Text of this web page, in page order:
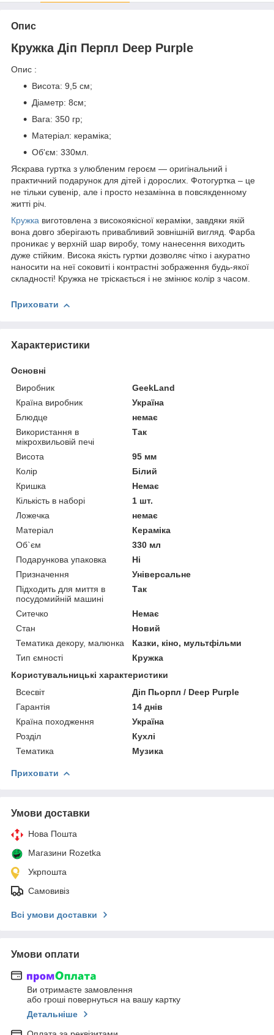
Опис
Кружка Діп Перпл Deep Purple
Опис :
Висота: 9,5 см;
Діаметр: 8см;
Вага: 350 гр;
Матеріал: кераміка;
Об'єм: 330мл.
Яскрава гуртка з улюбленим героєм ― оригінальний і
практичний подарунок для дітей і дорослих. Фотогуртка – це
не тільки сувенір, але і просто незамінна в повсякденному
житті річ.
Кружка виготовлена з високоякісної кераміки, завдяки якій
вона довго зберігають привабливий зовнішній вигляд. Фарба
проникає у верхній шар виробу, тому нанесення виходить
дуже стійким. Висока якість гуртки дозволяє чітко і акуратно
наносити на неї соковиті і контрастні зображення будь-якої
складності! Кружка не тріскається і не змінює колір з часом.
Приховати
Характеристики
Основні
Виробник
GeekLand
Країна виробник
Україна
Блюдце
немає
Використання в
мікрохвильовій печі
Так
Висота
95 мм
Колір
Білий
Кришка
Немає
Кількість в наборі
1 шт.
Ложечка
немає
Матеріал
Кераміка
Об`єм
330 мл
Подарункова упаковка
Ні
Призначення
Універсальне
Підходить для миття в
посудомийній машині
Так
Ситечко
Немає
Стан
Новий
Тематика декору, малюнка
Казки, кіно, мультфільми
Тип ємності
Кружка
Користувальницькі характеристики
Всесвіт
Діп Пьорпл / Deep Purple
Гарантія
14 днів
Країна походження
Україна
Розділ
Кухлі
Тематика
Музика
Приховати
Умови доставки
Нова Пошта
Магазини Rozetka
Укрпошта
Самовивіз
Всі умови доставки
Умови оплати
Ви отримаєте замовлення
або гроші повернуться на вашу картку
Детальніше